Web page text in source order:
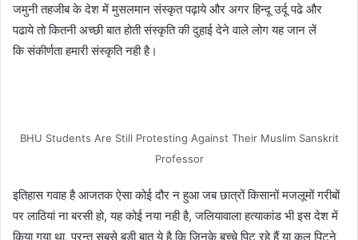
जमुनी तहजीब के देश में मुसलमान संस्कृत पढ़ाये और अगर हिन्दू उर्दू पढे और
पढाये तो कितनी अच्छी बात होती संस्कृति की दुहाई देने वाले लोग यह जान लें
कि संकीर्णता हमारी संस्कृति नही है।
BHU Students Are Still Protesting Against Their Muslim Sanskrit
Professor
इतिहास गवाह है आजतक ऐसा कोई दौर न हुआ जब छात्रों किसानों मजलूमों गरीबों
पर लाठियां ना बरसी हो, यह कोई नया नही है, जलियावाला हत्याकांड भी इस देश में
किया गया था, परन्तु सबसे बड़ी बात ये है कि जिनके बच्चे पिट रहे हैं या कल पिटने